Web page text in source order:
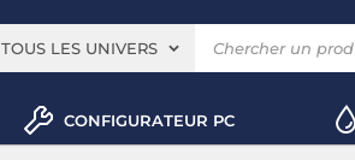
TOUS LES UNIVERS
CONFIGURATEUR PC